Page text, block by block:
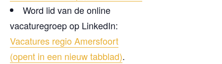
Word lid van de online
vacaturegroep op LinkedIn:
Vacatures regio Amersfoort
(opent in een nieuw tabblad).